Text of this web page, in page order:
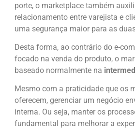
porte, o marketplace também
relacionamento entre varejista e
uma segurança maior para as
Desta forma, ao contrário do e-
focado na venda do produto, o
baseado normalmente na
Mesmo com a praticidade que os
oferecem, gerenciar um negócio
interna. Ou seja, manter os
fundamental para melhorar a